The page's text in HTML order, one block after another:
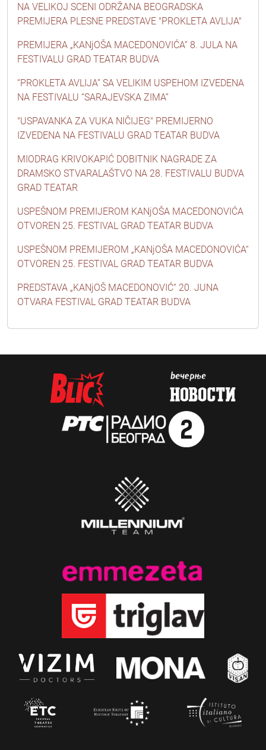
NA VELIKOJ SCENI ODRŽANA BEOGRADSKA
PREMIJERA PLESNE PREDSTAVE "PROKLETA AVLIJA"
PREMIJERA „KANjOŠA MACEDONOVIĆA“ 8. JULA NA
FESTIVALU GRAD TEATAR BUDVA
“PROKLETA AVLIJA” SA VELIKIM USPEHOM IZVEDENA
NA FESTIVALU “SARAJEVSKA ZIMA”
"USPAVANKA ZA VUKA NIČIJEG" PREMIJERNO
IZVEDENA NA FESTIVALU GRAD TEATAR BUDVA
MIODRAG KRIVOKAPIĆ DOBITNIK NAGRADE ZA
DRAMSKO STVARALAŠTVO NA 28. FESTIVALU BUDVA
GRAD TEATAR
USPEŠNOM PREMIJEROM KANjOŠA MACEDONOVIĆA
OTVOREN 25. FESTIVAL GRAD TEATAR BUDVA
USPEŠNOM PREMIJEROM „KANjOŠA MACEDONOVIĆA“
OTVOREN 25. FESTIVAL GRAD TEATAR BUDVA
PREDSTAVA „KANjOŠ MACEDONOVIĆ“ 20. JUNA
OTVARA FESTIVAL GRAD TEATAR BUDVA